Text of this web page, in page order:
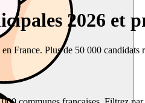
2026 et
France. Plus de 50 000